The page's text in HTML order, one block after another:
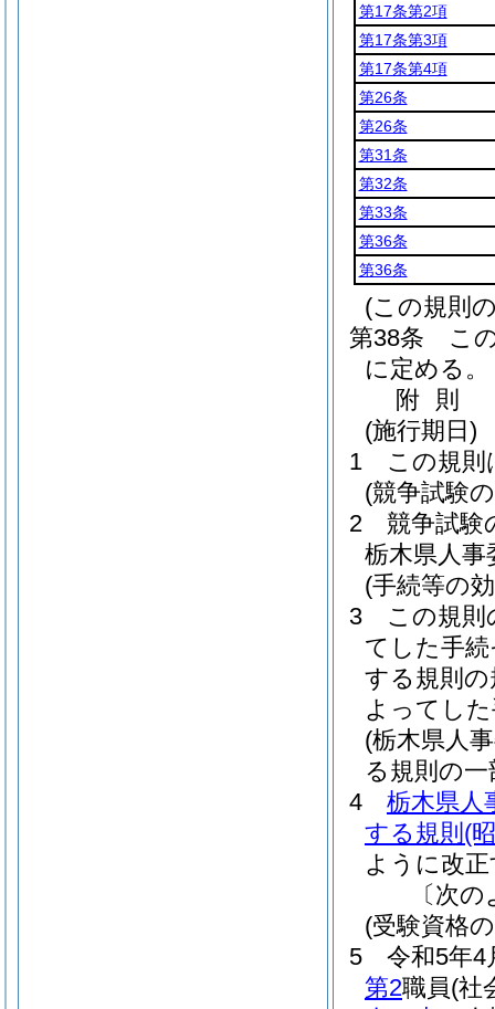
第17条第2項
第17条第3項
第17条第4項
第26条
第26条
第31条
第32条
第33条
第36条
第36条
(この規則
第38条
こ
に定める。
附 則
(施行期日)
1
この規則
(競争試験
2
競争試験
栃木県人事
(手続等の
3
この規則
てした手
する規則
よってし
(栃木県人
る規則の一
4
栃木県人
する規則 (
ように改
〔次
(受験資格
5
令和5年4
第2職員(社